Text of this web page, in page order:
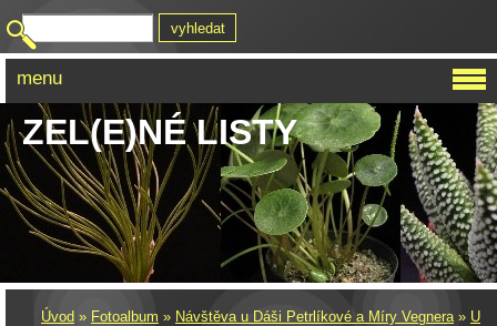
ZEL(E)NÉ LISTY
Úvod » Fotoalbum » Návštěva u Dáši Petrlíkové a Míry Vegnera» U
menu